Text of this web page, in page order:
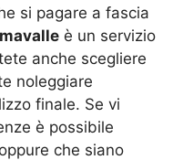
si pagare a fascia
è un servizio
anche scegliere
noleggiare
finale. Se vi
è possibile
che siano